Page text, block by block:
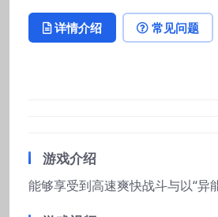
详情介绍 常见问题
游戏介绍
能够享受到高速爽快战斗与以“